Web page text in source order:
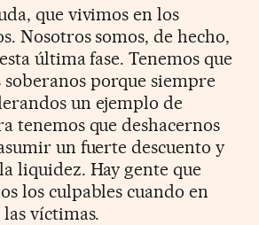
que vivimos en los
Nosotros somos, de hecho,
última fase. Tenemos que
porque siempre
un ejemplo de
tenemos que deshacernos
un fuerte descuento y
liquidez. Hay gente que
los culpables cuando en
víctimas.